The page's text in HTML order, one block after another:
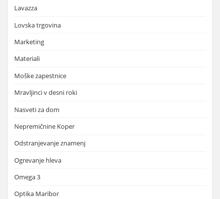
Lavazza
Lovska trgovina
Marketing
Materiali
Moške zapestnice
Mravljinci v desni roki
Nasveti za dom
Nepremičnine Koper
Odstranjevanje znamenj
Ogrevanje hleva
Omega 3
Optika Maribor